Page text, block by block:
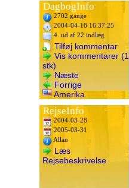
DagbogInfo
2702 gange
2004-04-18 16:37:25
4. ud af 22 indlæg
Tilføj kommentar
Vis kommentarer (1
stk)
Næste
Forrige
Amerika
RejseInfo
2004-03-28
2005-03-31
Allan
Læs
Rejsebeskrivelse